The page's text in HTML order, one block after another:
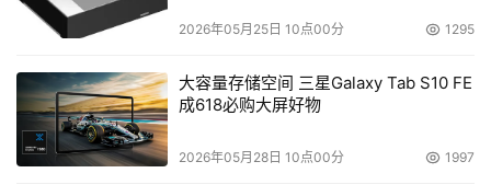
关注用户近82万，总收费880多万笔，总收费金额超9亿
2020年4月，深圳燃气与腾讯签订战略合作协议，加速智慧
能源建设和智慧管网的业务创新，推进深圳燃气的数字化转
型升级。
2026年05月25日 10点00分 1295
大容量存储空间 三星Galaxy Tab S10 FE
成618必购大屏好物
2026年05月28日 10点00分 1997